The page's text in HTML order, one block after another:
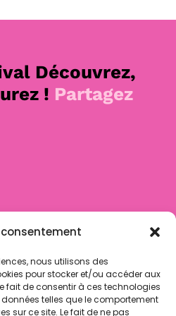
consentement
nous utilisons des
pour stocker et/ou accéder aux
fait de consentir à ces technologies
telles que le comportement
sur ce site. Le fait de ne pas
Découvrez,
! Partagez